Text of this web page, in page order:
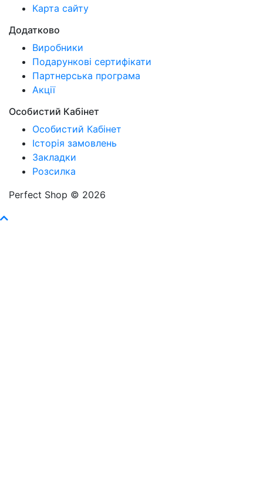
Карта сайту
Додатково
Виробники
Подарункові сертифікати
Партнерська програма
Акції
Особистий Кабінет
Особистий Кабінет
Історія замовлень
Закладки
Розсилка
Perfect Shop © 2026